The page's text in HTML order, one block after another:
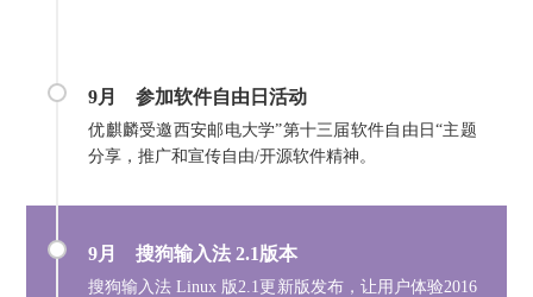
9月 参加软件自由日活动
优麒麟受邀西安邮电大学”第十三届软件自由日“主题
分享，推广和宣传自由/开源软件精神。
9月搜狗输入法 2.1版本
搜狗输入法 Linux 版2.1更新版发布，让用户体验2016